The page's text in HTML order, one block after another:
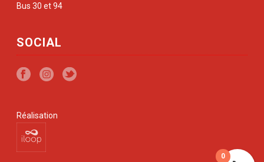
Bus 30 et 94
SOCIAL
Réalisation
0